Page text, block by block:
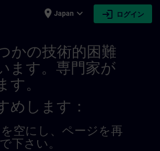
place Japan expand_more login ログイン
かの技術的困難
ます。専門家が
す。
めします：
空にし、ページを再
下さい。